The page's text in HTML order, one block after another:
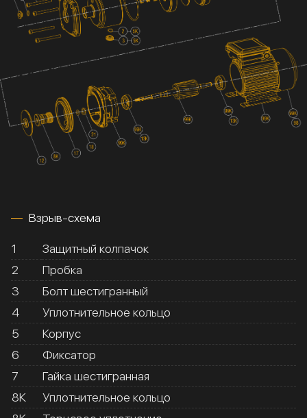
Взрыв-схема
1
Защитный колпачок
2
Пробка
3
Болт шестигранный
4
Уплотнительное кольцо
5
Корпус
6
Фиксатор
7
Гайка шестигранная
8К
Уплотнительное кольцо